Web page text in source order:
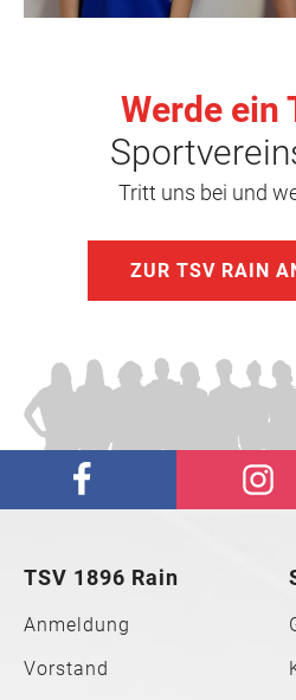
Werde ein
Tritt uns bei und
ZUR TSV RAIN
TSV 1896 Rain
Anmeldung
Vorstand